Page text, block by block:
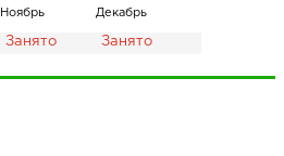
Ноябрь Декабрь